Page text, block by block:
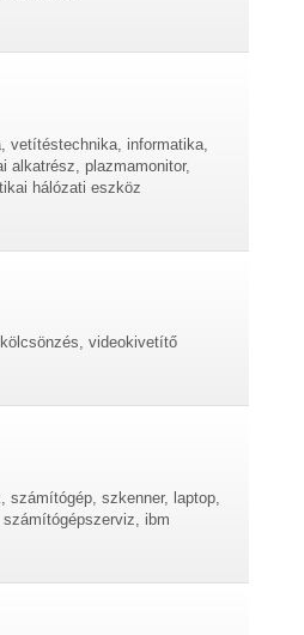
vetítéstechnika, informatika,
alkatrész, plazmamonitor,
hálózati eszköz
videokivetítő
számítógép, szkenner, laptop,
ibm